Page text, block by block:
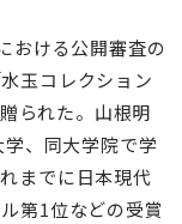
おける公開審査の
玉コレクション
られた。山根明
、同大学院で学
までに日本現代
第1位などの受賞